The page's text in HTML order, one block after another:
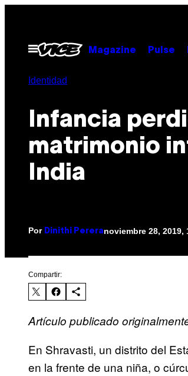
contenido
Abrir
Menú
Magazine Pulse
Identidad
Infancia
matrimonio
India
Por Dinithi Pereranoviembre 28, 2019,
Compartir:
Artículo publicado
En Shravasti, un distrito del
en la frente de una niña, o